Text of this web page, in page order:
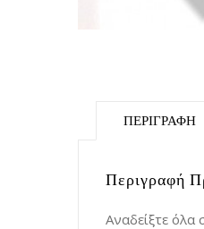
ΠΕΡΙΓΡΑΦΉ
Περιγραφή
Αναδείξτε όλα